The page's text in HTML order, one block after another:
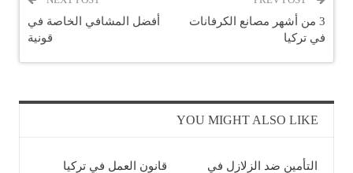
3 من أشهر مصانع الكرفانات
في تركيا
أفضل المشافي الخاصة في
قونية
YOU MIGHT ALSO LIKE
التأمين ضد الزلازل في
قانون العمل في تركيا